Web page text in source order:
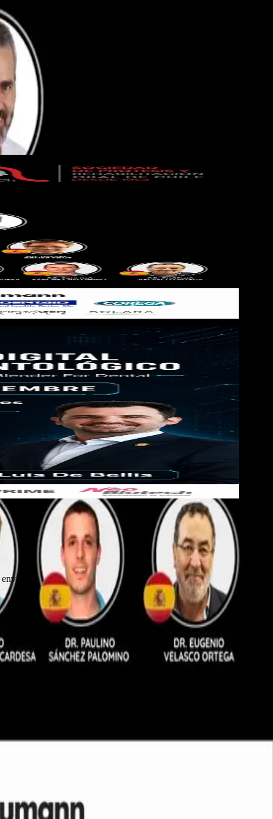
Santiago — de lo analógico y digital a la inteligencia
Dental en un flujo clínico aplicado. A través de casos